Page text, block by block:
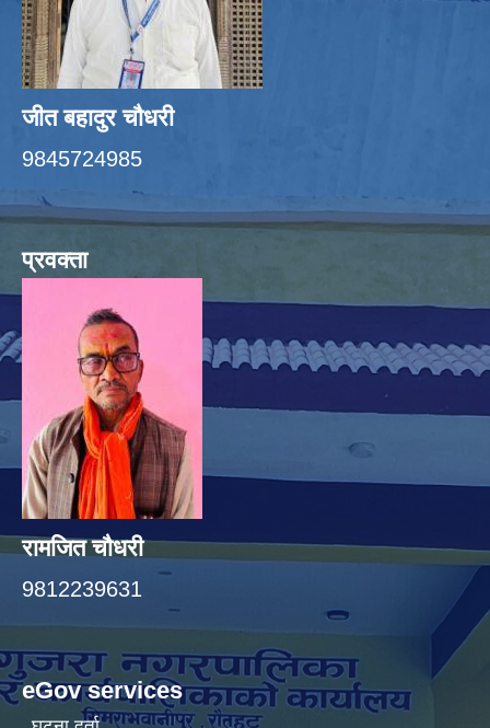
जीत बहादुर चाैधरी
9845724985
प्रवक्ता
रामजित चौधरी
9812239631
eGov services